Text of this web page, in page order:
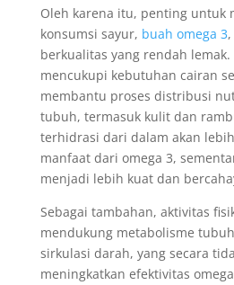
Oleh karena itu, penting untuk
konsumsi sayur, buah omega 3
berkualitas yang rendah lemak.
mencukupi kebutuhan cairan
membantu proses distribusi
tubuh, termasuk kulit dan
terhidrasi dari dalam akan
manfaat dari omega 3,
menjadi lebih kuat dan
Sebagai tambahan, aktivitas
mendukung metabolisme
sirkulasi darah, yang secara
meningkatkan efektivitas